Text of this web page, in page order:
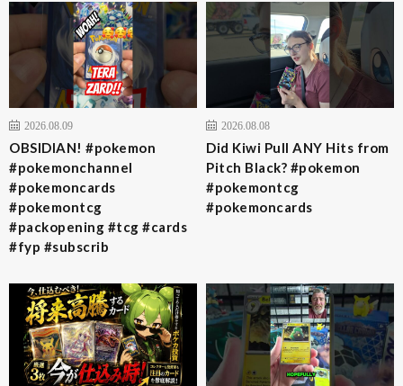
2026.08.09
OBSIDIAN! #pokemon
#pokemonchannel
#pokemoncards
#pokemontcg
#packopening #tcg #cards
#fyp #subscrib
2026.08.08
Did Kiwi Pull ANY Hits from
Pitch Black? #pokemon
#pokemontcg
#pokemoncards